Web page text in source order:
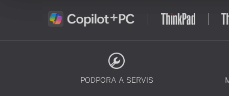
PODPORA A SERVIS